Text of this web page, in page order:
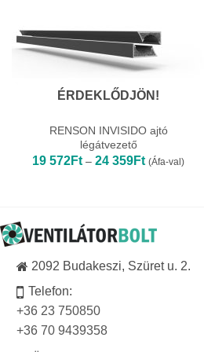
ÉRDEKLŐDJÖN!
RENSON INVISIDO ajtó
légátvezető
19 572Ft – 24 359FtÁrtartomány:
19
(Áfa-val)
2092 Budakeszi, Szüret u. 2.
Telefon:
+36 23 750850
+36 70 9439358